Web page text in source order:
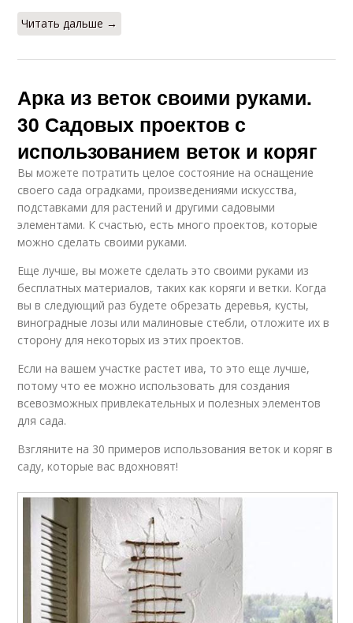
Читать дальше →
Арка из веток своими руками.
30 Садовых проектов с
использованием веток и коряг
Вы можете потратить целое состояние на оснащение
своего сада оградками, произведениями искусства,
подставками для растений и другими садовыми
элементами. К счастью, есть много проектов, которые
можно сделать своими руками.
Еще лучше, вы можете сделать это своими руками из
бесплатных материалов, таких как коряги и ветки. Когда
вы в следующий раз будете обрезать деревья, кусты,
виноградные лозы или малиновые стебли, отложите их в
сторону для некоторых из этих проектов.
Если на вашем участке растет ива, то это еще лучше,
потому что ее можно использовать для создания
всевозможных привлекательных и полезных элементов
для сада.
Взгляните на 30 примеров использования веток и коряг в
саду, которые вас вдохновят!